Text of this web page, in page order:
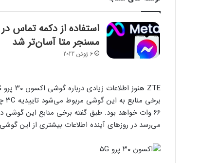
استفاده از دکمه تماس در
مسنجر متا آسان‌تر شد
6 ژوئن 2022
می‌رسد در روزهای آینده اطلاعات بیشتری از این